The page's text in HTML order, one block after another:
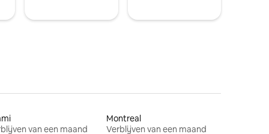
van een maand
Montreal
Verblijven van een maand